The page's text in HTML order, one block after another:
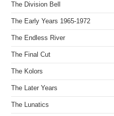
The Division Bell
The Early Years 1965-1972
The Endless River
The Final Cut
The Kolors
The Later Years
The Lunatics